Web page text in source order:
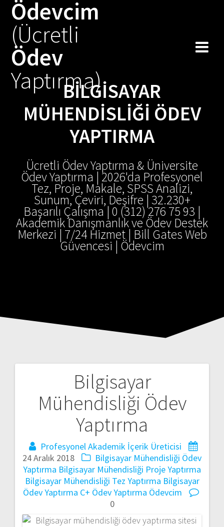
Ödevcim
(Ücretli
Ödev
Yaptırma)BILGISAYAR
MÜHENDISLIĞI ÖDEV
YAPTIRMA
Ücretli Ödev Yaptırma & Üniversite
Ödev Yaptırma | 2026'da Profesyonel
Tez, Proje, Makale, SPSS Analizi,
Sunum, Çeviri, Deşifre | 32.230+
Başarılı Çalışma | 0 (312) 276 75 93 |
Akademik Danışmanlık ve Ödev Destek
Merkezi | 7/24 Hizmet | Bill Gates Web
Güvencesi | Ödevcim
Bilgisayar
Mühendisliği Ödev
Yaptırma
Profesyonel Akademik İçerik Üreticisi
24 Aralık 2018
Bilgisayar Mühendisliği Ödev
Yaptırma Bilgisayar Mühendisliği Proje Yaptırma
Bilgisayar Mühendisliği Tez Yaptırma Bilgisayar
Ödev Yaptırma C+ Ödev Yaptırma Ödevcim
0
gezinmesi